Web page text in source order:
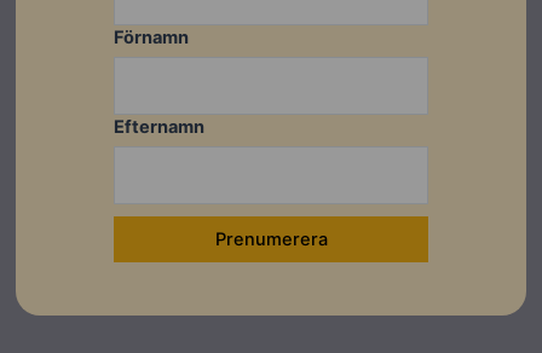
Förnamn
Efternamn